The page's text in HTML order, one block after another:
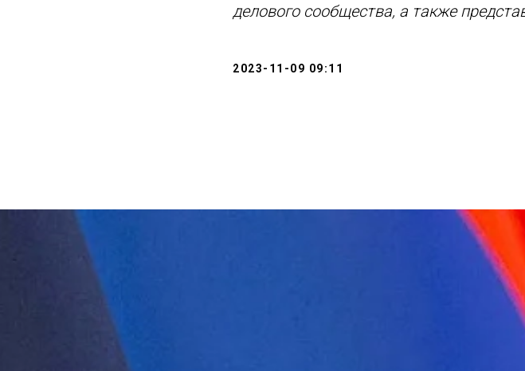
делового сообщества, а также
2023-11-09 09:11